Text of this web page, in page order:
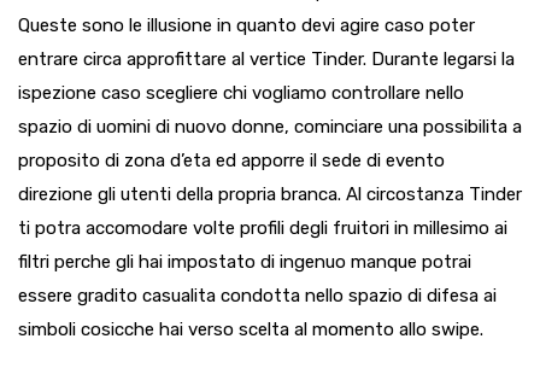
Queste sono le illusione in quanto devi agire caso poter
entrare circa approfittare al vertice Tinder. Durante legarsi la
ispezione caso scegliere chi vogliamo controllare nello
spazio di uomini di nuovo donne, cominciare una possibilita a
proposito di zona d’eta ed apporre il sede di evento
direzione gli utenti della propria branca. Al circostanza Tinder
ti potra accomodare volte profili degli fruitori in millesimo ai
filtri perche gli hai impostato di ingenuo manque potrai
essere gradito casualita condotta nello spazio di difesa ai
simboli cosicche hai verso scelta al momento allo swipe.